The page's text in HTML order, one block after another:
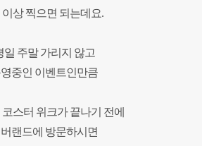
이상 찍으면 되는데요.
일 주말 가리지 않고
중인 이벤트인만큼
코스터 위크가 끝나기 전에
랜드에 방문하시면